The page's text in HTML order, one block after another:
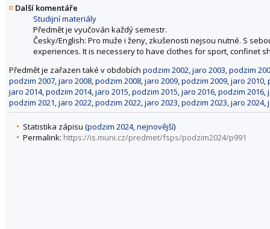
Další komentáře
Studijní materiály
Předmět je vyučován každý semestr.
Česky/English: Pro muže i ženy, zkušenosti nejsou nutné. S
experiences. It is necessery to have clothes for sport, confinet
Předmět je zařazen také v obdobích podzim 2002,jaro 2003,podzim
podzim 2007,jaro 2008,podzim 2008,jaro 2009,podzim 2009,jaro 2010,
jaro 2014,podzim 2014,jaro 2015,podzim 2015,jaro 2016,podzim 2016,
podzim 2021,jaro 2022,podzim 2022,jaro 2023,podzim 2023,jaro 2024,
Statistika zápisu (podzim 2024,nejnovější)
Permalink: https://is.muni.cz/predmet/fsps/podzim2024/p991